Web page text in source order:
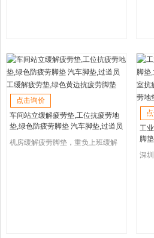
点击询价
车间站立缓解疲劳垫,工位抗疲劳地
垫,绿色防疲劳脚垫 汽车脚垫,过道员
工缓解疲劳垫,绿色黄边抗疲劳脚垫
机房缓解疲劳脚垫，重负上班缓解
工
脚
验
解
深